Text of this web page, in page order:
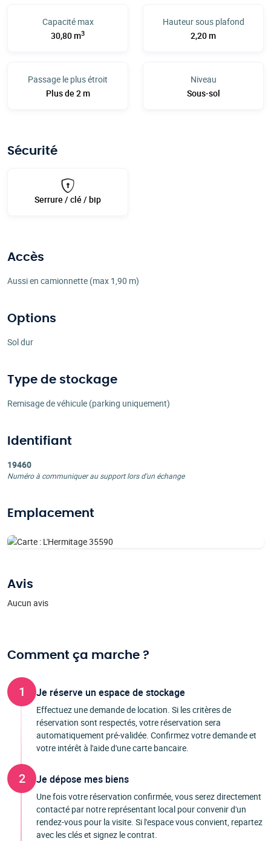
Capacité max
30,80 m3
Hauteur sous plafond
2,20 m
Passage le plus étroit
Plus de 2 m
Niveau
Sous-sol
Sécurité
Serrure / clé / bip
Accès
Aussi en camionnette (max 1,90 m)
Options
Sol dur
Type de stockage
Remisage de véhicule (parking uniquement)
Identifiant
19460
Numéro à communiquer au support lors d'un échange
Emplacement
Avis
Aucun avis
Comment ça marche ?
1 Je réserve un espace de stockage
Effectuez une demande de location. Si les critères de
réservation sont respectés, votre réservation sera
automatiquement pré-validée. Confirmez votre demande et
votre intérêt à l'aide d'une carte bancaire.
2 Je dépose mes biens
Une fois votre réservation confirmée, vous serez directement
contacté par notre représentant local pour convenir d'un
rendez-vous pour la visite. Si l'espace vous convient, repartez
avec les clés et signez le contrat.